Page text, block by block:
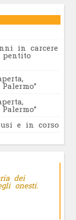
in carcere
pentito
e in corso
dei
onesti.